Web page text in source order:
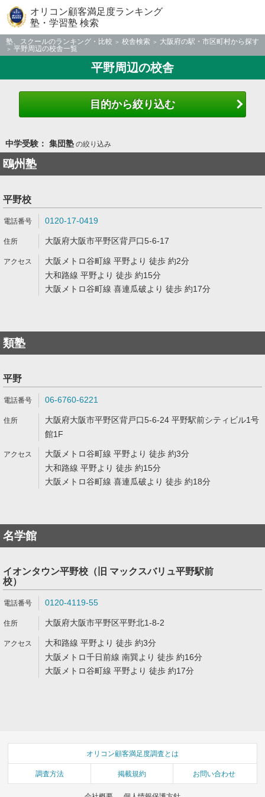
オリコン顧客満足度ランキング
塾・学習塾 検索
塾、スクールのランキング・比較 校舎検索
大阪府の駅・市区町村から探す
平野周辺の校舎一覧
平野周辺の校舎
目的から絞り込む
中学受験： 集団塾の絞り込み
鴎州塾
平野校
0120-17-0419
大阪府大阪市平野区背戸口5-6-17
大阪メトロ谷町線 平野より 徒歩 約2分
大和路線 平野より 徒歩 約15分
大阪メトロ谷町線 喜連瓜破より 徒歩 約17分
類塾
平野
06-6760-6221
大阪府大阪市平野区背戸口5-6-24 平野駅前シティビル1号
館1F
大阪メトロ谷町線 平野より 徒歩 約3分
大和路線 平野より 徒歩 約15分
大阪メトロ谷町線 喜連瓜破より 徒歩 約18分
名学館
イオンタウン平野校（旧 マックスバリュ平野駅前
校）
0120-4119-55
大阪府大阪市平野区平野北1-8-2
大和路線 平野より 徒歩 約3分
大阪メトロ千日前線 南巽より 徒歩 約16分
大阪メトロ谷町線 平野より 徒歩 約17分
オリコン顧客満足度調査とは
調査方法 掲載規約 お問い合わせ